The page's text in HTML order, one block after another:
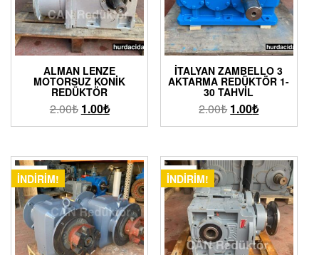
ALMAN LENZE
MOTORSUZ KONIK
REDÜKTÖR
2.00₺ 1.00₺
İTALYAN ZAMBELLO 3
AKTARMA REDÜKTÖR 1-
30 TAHVIL
2.00₺ 1.00₺
İNDIRIM! İNDIRIM!